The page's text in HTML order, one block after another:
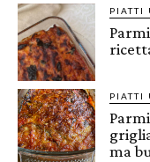
PIATTI
PIATTI
ma